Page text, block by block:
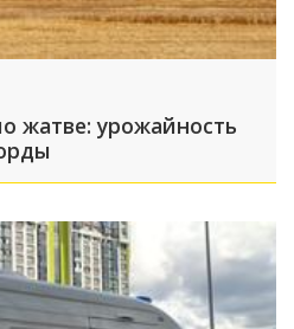
жатве: урожайность